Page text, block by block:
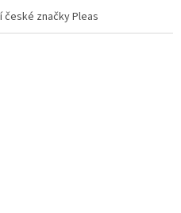
značky Pleas